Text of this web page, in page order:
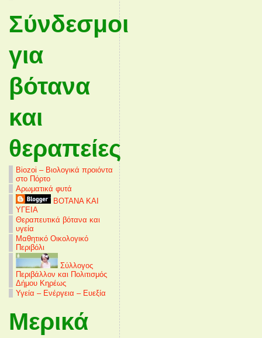
Σύνδεσμοι
για
βότανα
και
θεραπείες
Biozoi – Βιολογικά προιόντα
στο Πόρτο
Αρωματικά φυτά
ΒΟΤΑΝΑ ΚΑΙ
ΥΓΕΙΑ
Θεραπευτικά βότανα και
υγεία
Μαθητικό Οικολογικό
Περιβόλι
Σύλλογος
Περιβάλλον και Πολιτισμός
Δήμου Κηρέως
Υγεία – Ενέργεια – Ευεξία
Μερικά